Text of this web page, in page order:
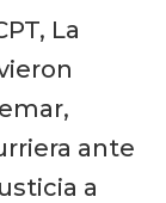
La
ante
a